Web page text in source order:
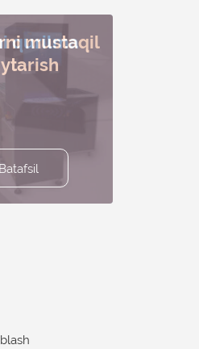
mustaqil
Batafsil
qurilma
Batafsil
Batafsil
javonlar
Batafsil
va aniq
Batafsil